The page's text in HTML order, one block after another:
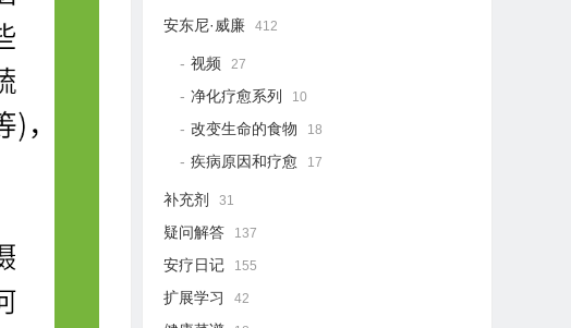
安东尼·威廉 412
视频 27
净化疗愈系列 10
改变生命的食物 18
疾病原因和疗愈 17
补充剂 31
疑问解答 137
安疗日记 155
扩展学习 42